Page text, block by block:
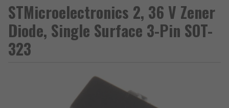
STMicroelectronics 2, 36 V Zener
Diode, Single Surface 3-Pin SOT-
323